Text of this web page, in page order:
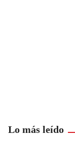
Lo más leído